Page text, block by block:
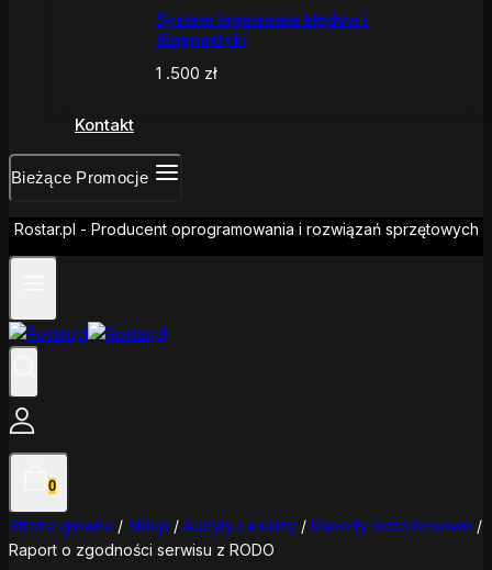
System logowania błędów i
diagnostyki
1 .500 zł
Kontakt
Bieżące Promocje
Rostar.pl - Producent oprogramowania i rozwiązań sprzętowych
0
Strona główna / Sklep / Audyty i analizy / Raporty wdrożeniowe /
Raport o zgodności serwisu z RODO